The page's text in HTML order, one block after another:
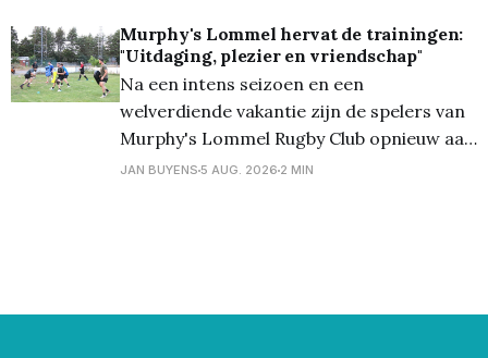
als Front of Shirt Partner prijken op het
wedstrijdshirt van de eerste ploeg. De
stap naar hoofdsponsor benadrukt het
wederzijdse vertrouwen
Murphy's Lommel hervat de trainingen:
"Uitdaging, plezier en vriendschap"
Na een intens seizoen en een
welverdiende vakantie zijn de spelers van
Murphy's Lommel Rugby Club opnieuw aan
de slag. Met de start van het nieuwe
JAN BUYENS 5 AUG. 2026 2 MIN